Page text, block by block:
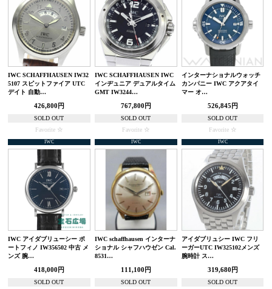
IWC SCHAFFHAUSEN IW32
5107 スピットファイア UTC
デイト 自動…
426,800円
SOLD OUT
Favorite
IWC SCHAFFHAUSEN IWC
インヂュニア デュアルタイム
GMT IW3244…
767,800円
SOLD OUT
Favorite
インターナショナルウォッチ
カンパニー IWC アクアタイ
マー オ…
526,845円
SOLD OUT
Favorite
IWC
IWC アイダブリューシー ポ
ートフィノ IW356502 中古 メ
ンズ 腕…
418,000円
SOLD OUT
IWC
IWC schaffhausen インターナ
ショナル シャフハウゼン Cal.
8531…
111,100円
SOLD OUT
IWC
アイダブリュシー IWC フリ
ーガーUTC IW325102メンズ
腕時計 ス…
319,680円
SOLD OUT